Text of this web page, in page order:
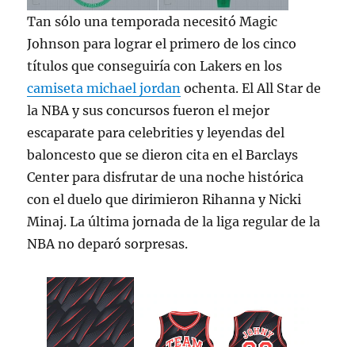
Tan sólo una temporada necesitó Magic
Johnson para lograr el primero de los cinco
títulos que conseguiría con Lakers en los
camiseta michael jordan ochenta. El All Star de
la NBA y sus concursos fueron el mejor
escaparate para celebrities y leyendas del
baloncesto que se dieron cita en el Barclays
Center para disfrutar de una noche histórica
con el duelo que dirimieron Rihanna y Nicki
Minaj. La última jornada de la liga regular de la
NBA no deparó sorpresas.